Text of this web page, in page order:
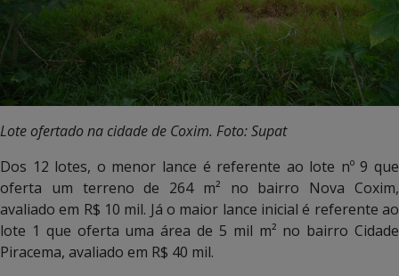
Lote ofertado na cidade de Coxim. Foto: Supat
Dos 12 lotes, o menor lance é referente ao lote nº 9 que
oferta um terreno de 264 m² no bairro Nova Coxim,
avaliado em R$ 10 mil. Já o maior lance inicial é referente ao
lote 1 que oferta uma área de 5 mil m² no bairro Cidade
Piracema, avaliado em R$ 40 mil.